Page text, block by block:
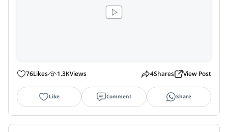
76Likes 1.3KViews 4Shares View Post
Like Comment Share